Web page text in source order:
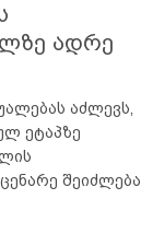
ადრე
აძლევს,
ეტაპზე
შეიძლება